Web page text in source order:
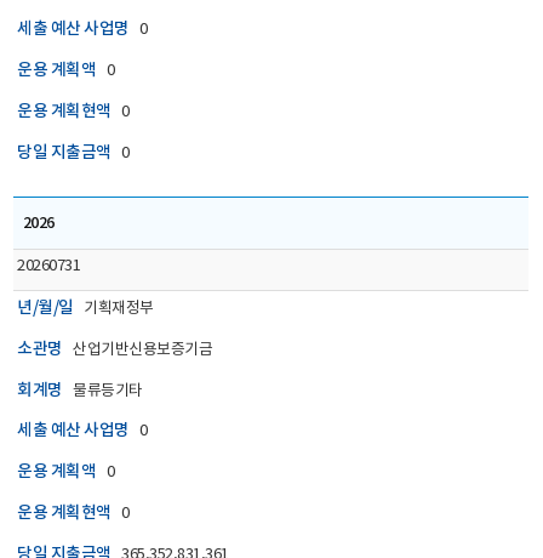
세출 예산 사업명 0
운용 계획액 0
운용 계획현액 0
당일 지출금액 0
2026
20260731
년/월/일 기획재정부
소관명 산업기반신용보증기금
회계명 물류등기타
세출 예산 사업명 0
운용 계획액 0
운용 계획현액 0
당일 지출금액